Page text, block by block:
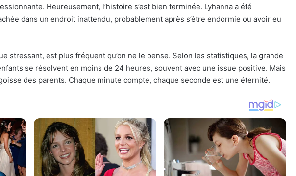
Heureusement, l’histoire s’est bien terminée. Lyhanna a été
dans un endroit inattendu, probablement après s’être endormie ou avoir eu
stressant, est plus fréquent qu’on ne le pense. Selon les statistiques, la grande
se résolvent en moins de 24 heures, souvent avec une issue positive. Mais
des parents. Chaque minute compte, chaque seconde est une éternité.